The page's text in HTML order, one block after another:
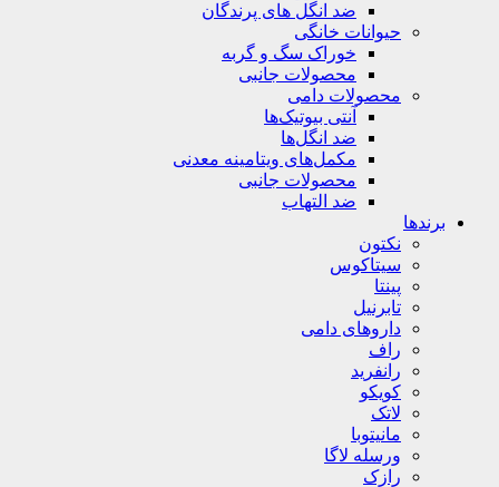
ضد انگل های پرندگان
حیوانات خانگی
خوراک سگ و گربه
محصولات جانبی
محصولات دامی
آنتی بیوتیک‌ها
ضد انگل‌ها
مکمل‌های ویتامینه معدنی
محصولات جانبی
ضد التهاب
برندها
نکتون
سیتاکوس
پینتا
تابرنیل
داروهای دامی
راف
رانفرید
کویکو
لاتک
مانیتوبا
ورسله لاگا
رازک